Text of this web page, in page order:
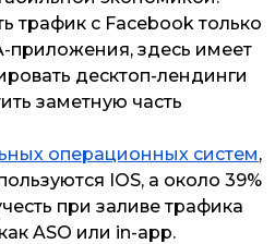
трафик c Facebook только
приложения, здесь имеет
десктоп-лендинги
заметную часть
операционных систем,
IOS, а около 39%
при заливе трафика
ASO или in-app.